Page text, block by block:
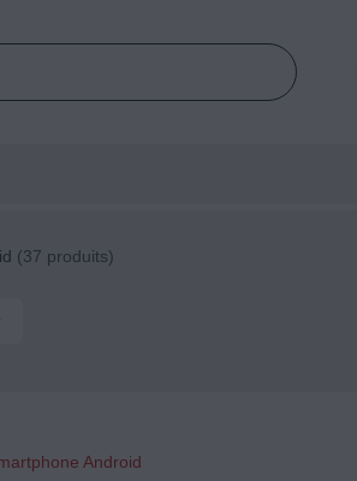
(37 produits)
Android